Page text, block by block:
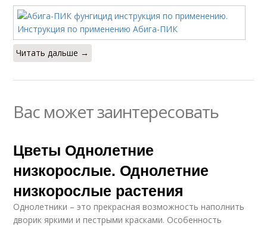
Читать дальше →
Вас может заинтересовать
Цветы Однолетние
низкорослые. Однолетние
низкорослые растения
Однолетники – это прекрасная возможность наполнить
дворик яркими и пестрыми красками. Особенность